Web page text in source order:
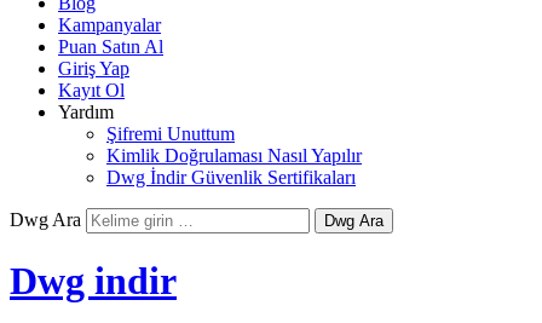
Kampanyalar
Puan Satın Al
Giriş Yap
Kayıt Ol
Yardım
Şifremi Unuttum
Kimlik Doğrulaması Nasıl Yapılır
Dwg İndir Güvenlik Sertifikaları
Dwg Ara
Dwg indir